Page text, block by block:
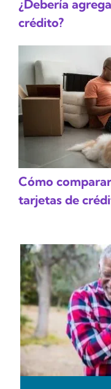
¿Debería
crédito?
Cómo
tarjetas de